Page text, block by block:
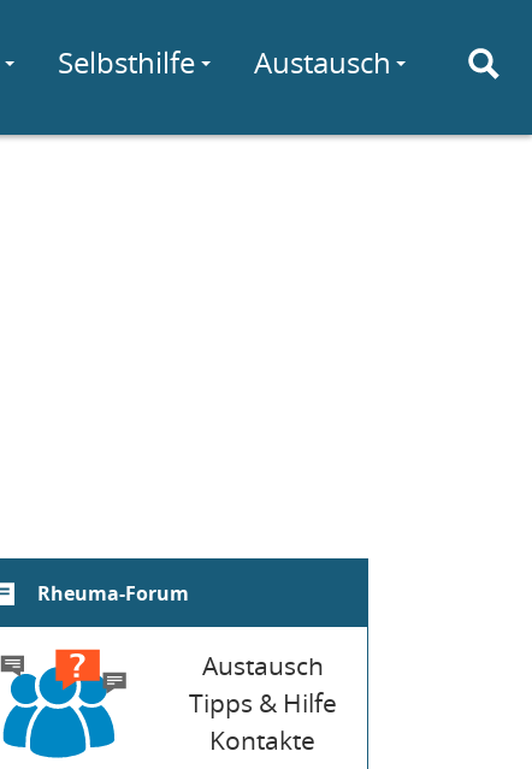
Selbsthilfe Austausch
Rheuma-Forum
Austausch
Tipps & Hilfe
Kontakte